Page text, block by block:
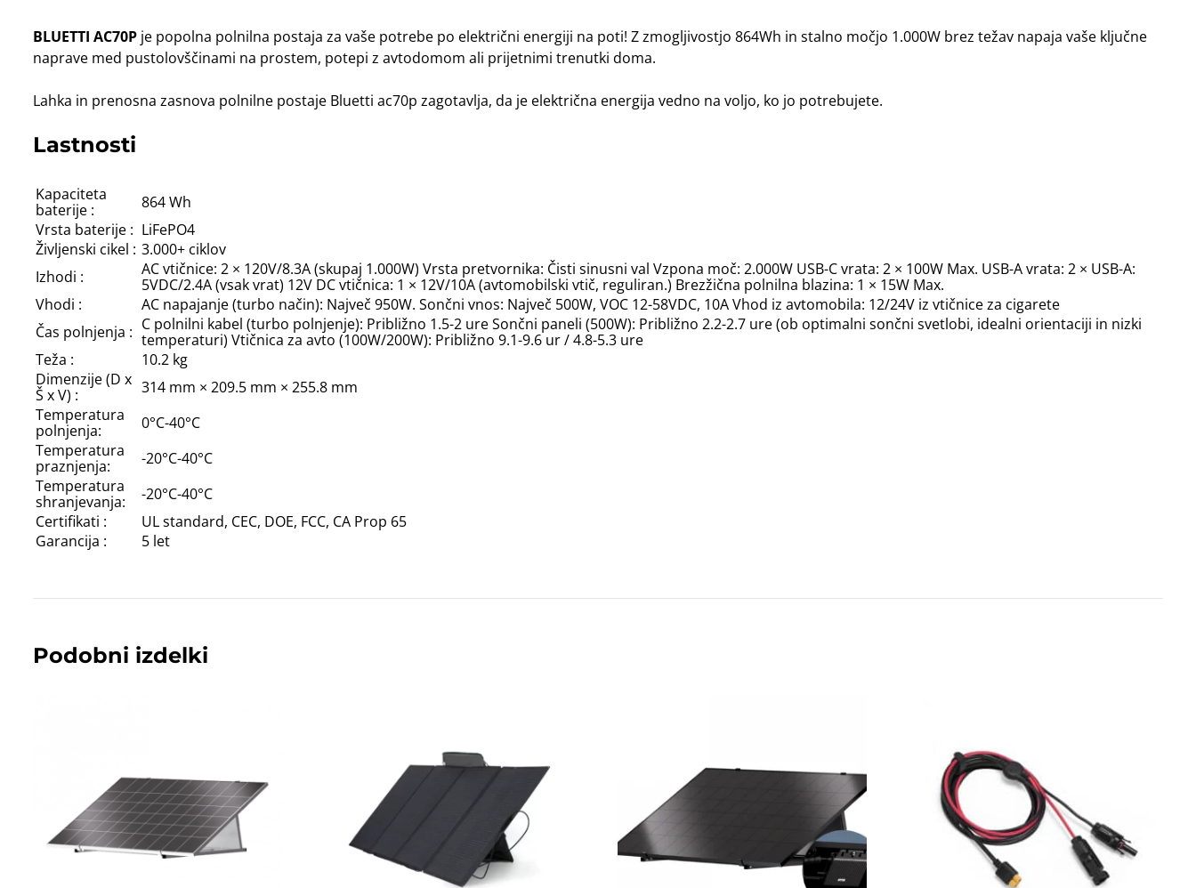
BLUETTI AC70P je popolna polnilna postaja za vaše potrebe po električni energiji na poti! Z zmogljivostjo 864Wh in stalno močjo 1.000W brez težav napaja vaše ključne
naprave med pustolovščinami na prostem, potepi z avtodomom ali prijetnimi trenutki doma.
Lahka in prenosna zasnova polnilne postaje Bluetti ac70p zagotavlja, da je električna energija vedno na voljo, ko jo potrebujete.
Lastnosti
Kapaciteta
baterije :
864 Wh
Vrsta baterije : LiFePO4
Življenski cikel : 3.000+ ciklov
Izhodi :
AC vtičnice: 2 × 120V/8.3A (skupaj 1.000W) Vrsta pretvornika: Čisti sinusni val Vzpona moč: 2.000W USB-C vrata: 2 × 100W Max. USB-A vrata: 2 × USB-A:
5VDC/2.4A (vsak vrat) 12V DC vtičnica: 1 × 12V/10A (avtomobilski vtič, reguliran.) Brezžična polnilna blazina: 1 × 15W Max.
Vhodi :
AC napajanje (turbo način): Največ 950W. Sončni vnos: Največ 500W, VOC 12-58VDC, 10A Vhod iz avtomobila: 12/24V iz vtičnice za cigarete
Čas polnjenja : C polnilni kabel (turbo polnjenje): Približno 1.5-2 ure Sončni paneli (500W): Približno 2.2-2.7 ure (ob optimalni sončni svetlobi, idealni orientaciji in nizki
temperaturi) Vtičnica za avto (100W/200W): Približno 9.1-9.6 ur / 4.8-5.3 ure
Teža :
10.2 kg
Dimenzije (D x
Š x V) :
314 mm × 209.5 mm × 255.8 mm
Temperatura
polnjenja:
0°C-40°C
Temperatura
praznjenja:
-20°C-40°C
Temperatura
shranjevanja:
-20°C-40°C
Certifikati :
UL standard, CEC, DOE, FCC, CA Prop 65
Garancija :
5 let
Podobni izdelki